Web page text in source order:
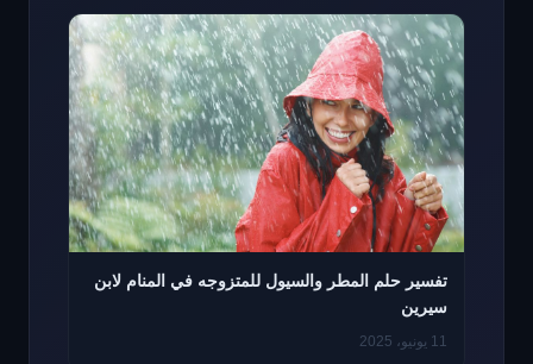
تفسير حلم المطر والسيول للمتزوجه في المنام لابن
سيرين
11 يونيو، 2025